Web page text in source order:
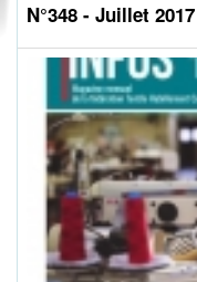
N°348 - Juillet 2017